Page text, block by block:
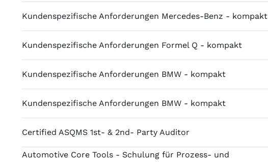
Kundenspezifische Anforderungen Mercedes-Benz - kompakt
Kundenspezifische Anforderungen Formel Q - kompakt
Kundenspezifische Anforderungen BMW - kompakt
Kundenspezifische Anforderungen BMW - kompakt
Certified ASQMS 1st- & 2nd- Party Auditor
Automotive Core Tools - Schulung für Prozess- und